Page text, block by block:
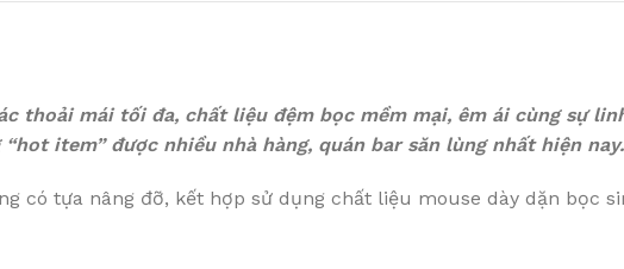
thoải mái tối đa, chất liệu đệm bọc mềm mại, êm ái cùng sự
item” được nhiều nhà hàng, quán bar săn lùng nhất hiện nay.
có tựa nâng đỡ, kết hợp sử dụng chất liệu mouse dày dặn bọc